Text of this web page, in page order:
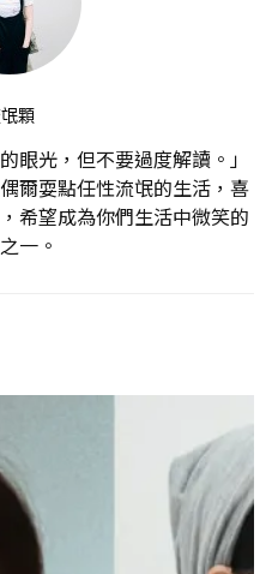
顆
眼光，但不要過度解讀。」
爾耍點任性流氓的生活，喜
希望成為你們生活中微笑的
一。